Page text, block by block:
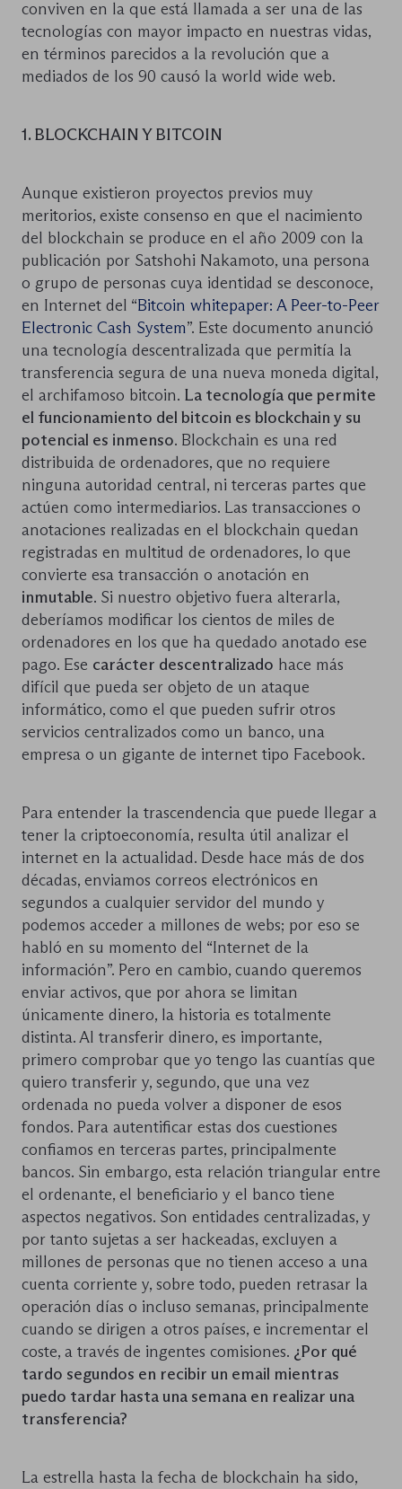
conviven en la que está llamada a ser una de las
tecnologías con mayor impacto en nuestras vidas,
en términos parecidos a la revolución que a
mediados de los 90 causó la world wide web.
1. BLOCKCHAIN Y BITCOIN
Aunque existieron proyectos previos muy
meritorios, existe consenso en que el nacimiento
del blockchain se produce en el año 2009 con la
publicación por Satshohi Nakamoto, una persona
o grupo de personas cuya identidad se desconoce,
en Internet del “Bitcoin whitepaper: A Peer-to-Peer
Electronic Cash System”. Este documento anunció
una tecnología descentralizada que permitía la
transferencia segura de una nueva moneda digital,
el archifamoso bitcoin. La tecnología que permite
el funcionamiento del bitcoin es blockchain y su
potencial es inmenso. Blockchain es una red
distribuida de ordenadores, que no requiere
ninguna autoridad central, ni terceras partes que
actúen como intermediarios. Las transacciones o
anotaciones realizadas en el blockchain quedan
registradas en multitud de ordenadores, lo que
convierte esa transacción o anotación en
inmutable. Si nuestro objetivo fuera alterarla,
deberíamos modificar los cientos de miles de
ordenadores en los que ha quedado anotado ese
pago. Ese carácter descentralizado hace más
difícil que pueda ser objeto de un ataque
informático, como el que pueden sufrir otros
servicios centralizados como un banco, una
empresa o un gigante de internet tipo Facebook.
Para entender la trascendencia que puede llegar a
tener la criptoeconomía, resulta útil analizar el
internet en la actualidad. Desde hace más de dos
décadas, enviamos correos electrónicos en
segundos a cualquier servidor del mundo y
podemos acceder a millones de webs; por eso se
habló en su momento del “Internet de la
información”. Pero en cambio, cuando queremos
enviar activos, que por ahora se limitan
únicamente dinero, la historia es totalmente
distinta. Al transferir dinero, es importante,
primero comprobar que yo tengo las cuantías que
quiero transferir y, segundo, que una vez
ordenada no pueda volver a disponer de esos
fondos. Para autentificar estas dos cuestiones
confiamos en terceras partes, principalmente
bancos. Sin embargo, esta relación triangular entre
el ordenante, el beneficiario y el banco tiene
aspectos negativos. Son entidades centralizadas, y
por tanto sujetas a ser hackeadas, excluyen a
millones de personas que no tienen acceso a una
cuenta corriente y, sobre todo, pueden retrasar la
operación días o incluso semanas, principalmente
cuando se dirigen a otros países, e incrementar el
coste, a través de ingentes comisiones. ¿Por qué
tardo segundos en recibir un email mientras
puedo tardar hasta una semana en realizar una
transferencia?
La estrella hasta la fecha de blockchain ha sido,